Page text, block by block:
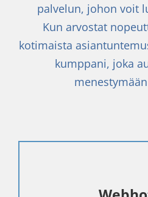
palvelun, johon voit
Kun arvostat
kotimaista
kumppani, joka